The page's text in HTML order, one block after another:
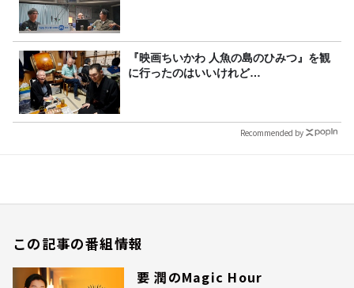
『映画ちいかわ 人魚の島のひみつ』を観
に行ったのはいいけれど…
Recommended by
この記事の番組情報
要 潤のMagic Hour